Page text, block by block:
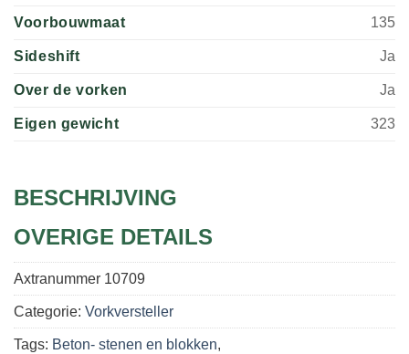
Voorbouwmaat 135
Sideshift Ja
Over de vorken Ja
Eigen gewicht 323
BESCHRIJVING
OVERIGE DETAILS
Axtranummer 10709
Categorie: Vorkversteller
Tags: Beton- stenen en blokken,